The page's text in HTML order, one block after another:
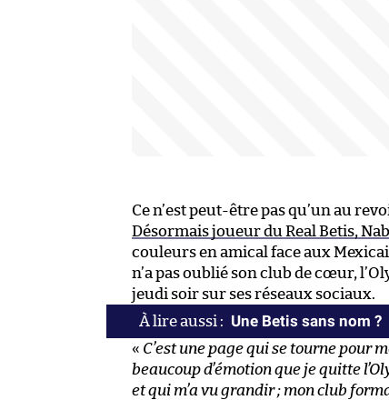
Ce n’est peut-être pas qu’un au
Désormais joueur du Real Betis,
couleurs en amical face aux
n’a pas oublié son club de cœur,
jeudi soir sur ses réseaux sociaux.
Une Betis sans nom ?
« C’est une page qui se tourne pour
beaucoup d’émotion que je quitte
et qui m’a vu grandir ; mon club